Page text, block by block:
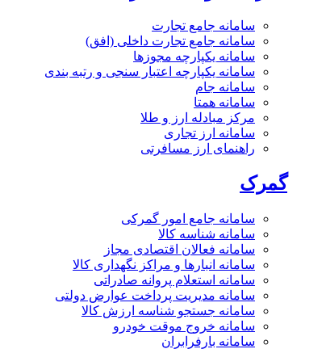
سامانه جامع تجارت
سامانه جامع تجارت داخلی (افق)
سامانه یکپارچه مجوزها
سامانه یکپارچه اعتبار سنجی و رتبه بندی
سامانه جام
سامانه همتا
مرکز مبادله ارز و طلا
سامانه ارز تجاری
راهنمای ارز مسافرتی
گمرک
سامانه جامع امور گمرکی
سامانه شناسه کالا
سامانه فعالان اقتصادی مجاز
سامانه انبارها و مراکز نگهداری کالا
سامانه استعلام پروانه صادراتی
سامانه مدیریت پرداخت عوارض دولتی
سامانه جستجو شناسه ارزش کالا
سامانه خروج موقت خودرو
سامانه بارفرابران